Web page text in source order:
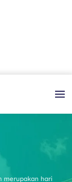
merupakan hari